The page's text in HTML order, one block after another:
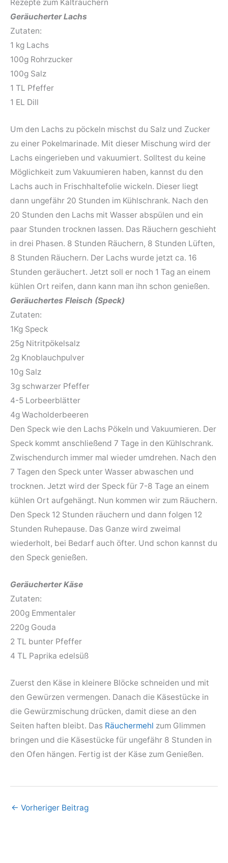
Rezepte zum Kalträuchern
Geräucherter Lachs
Zutaten:
1 kg Lachs
100g Rohrzucker
100g Salz
1 TL Pfeffer
1 EL Dill
Um den Lachs zu pöckeln mischst du Salz und Zucker
zu einer Pokelmarinade. Mit dieser Mischung wird der
Lachs eingerieben und vakuumiert. Solltest du keine
Möglichkeit zum Vakuumieren haben, kannst du den
Lachs auch in Frischhaltefolie wickeln. Dieser liegt
dann ungefähr 20 Stunden im Kühlschrank. Nach den
20 Stunden den Lachs mit Wasser abspülen und ein
paar Stunden trocknen lassen. Das Räuchern geschieht
in drei Phasen. 8 Stunden Räuchern, 8 Stunden Lüften,
8 Stunden Räuchern. Der Lachs wurde jetzt ca. 16
Stunden geräuchert. Jetzt soll er noch 1 Tag an einem
kühlen Ort reifen, dann kann man ihn schon genießen.
Geräuchertes Fleisch (Speck)
Zutaten:
1Kg Speck
25g Nitritpökelsalz
2g Knoblauchpulver
10g Salz
3g schwarzer Pfeffer
4-5 Lorbeerblätter
4g Wacholderbeeren
Den Speck wie den Lachs Pökeln und Vakuumieren. Der
Speck kommt anschließend 7 Tage in den Kühlschrank.
Zwischendurch immer mal wieder umdrehen. Nach den
7 Tagen den Speck unter Wasser abwaschen und
trocknen. Jetzt wird der Speck für 7-8 Tage an einem
kühlen Ort aufgehängt. Nun kommen wir zum Räuchern.
Den Speck 12 Stunden räuchern und dann folgen 12
Stunden Ruhepause. Das Ganze wird zweimal
wiederholt, bei Bedarf auch öfter. Und schon kannst du
den Speck genießen.
Geräucherter Käse
Zutaten:
200g Emmentaler
220g Gouda
2 TL bunter Pfeffer
4 TL Paprika edelsüß
Zuerst den Käse in kleinere Blöcke schneiden und mit
den Gewürzen vermengen. Danach die Käsestücke in
die Gewürzmischung drücken, damit diese an den
Seiten haften bleibt. Das Räuchermehl zum Glimmen
bringen und die Käsestücke für ungefähr 8 Stunden in
den Ofen hängen. Fertig ist der Käse zum Genießen.
← Vorheriger Beitrag